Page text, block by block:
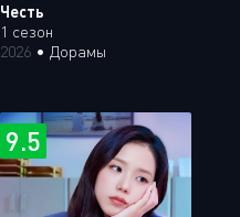
Честь
1 сезон
2026 • Дорамы
9.5